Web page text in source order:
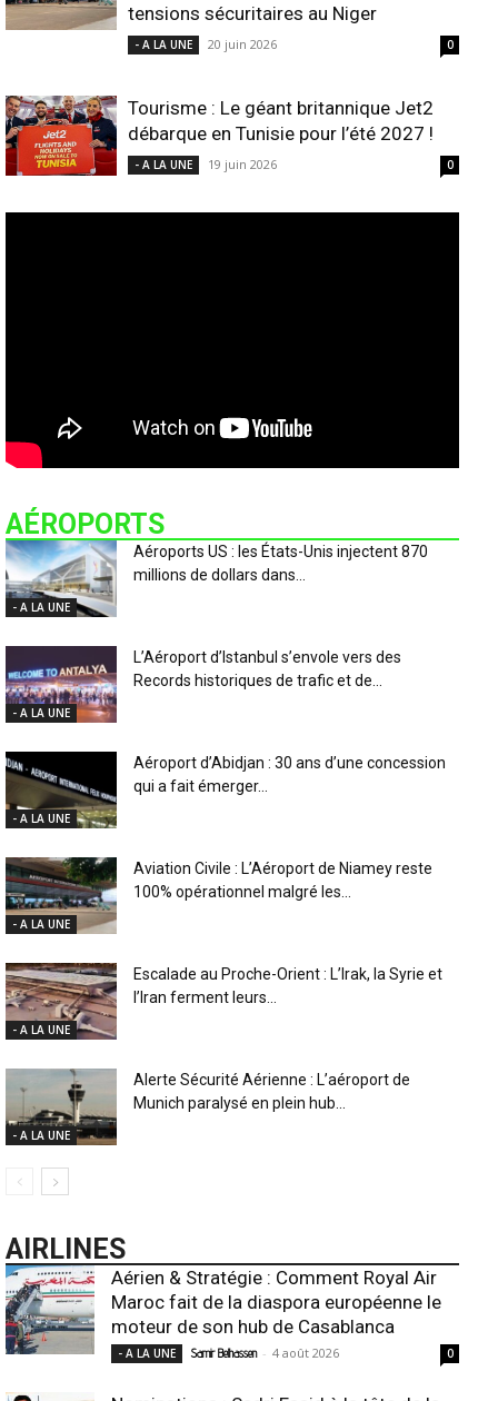
tensions sécuritaires au Niger
- A LA UNE 20 juin 2026 0
Tourisme : Le géant britannique Jet2
débarque en Tunisie pour l’été 2027 !
- A LA UNE 19 juin 2026 0
AÉROPORTS
- A LA UNE
Aéroports US : les États-Unis injectent 870
millions de dollars dans...
- A LA UNE
L’Aéroport d’Istanbul s’envole vers des
Records historiques de trafic et de...
- A LA UNE
Aéroport d’Abidjan : 30 ans d’une concession
qui a fait émerger...
- A LA UNE
Aviation Civile : L’Aéroport de Niamey reste
100% opérationnel malgré les...
- A LA UNE
Escalade au Proche-Orient : L’Irak, la Syrie et
l’Iran ferment leurs...
- A LA UNE
Alerte Sécurité Aérienne : L’aéroport de
Munich paralysé en plein hub...
AIRLINES
Aérien & Stratégie : Comment Royal Air
Maroc fait de la diaspora européenne le
moteur de son hub de Casablanca
- A LA UNE Samir Belhassen - 4 août 2026 0